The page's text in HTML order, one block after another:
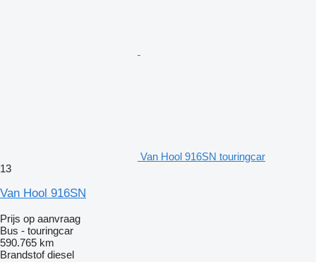
Van Hool 916SN touringcar
13
Van Hool 916SN
Prijs op aanvraag
Bus - touringcar
590.765 km
Brandstof diesel